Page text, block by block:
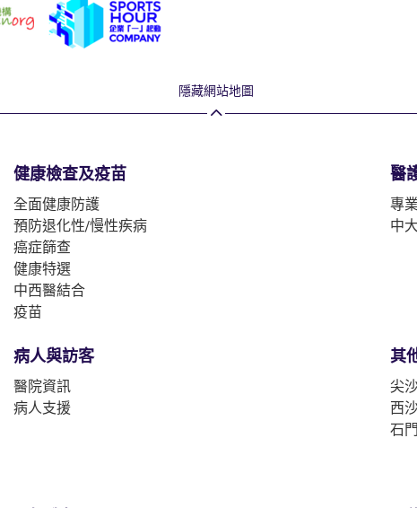
隱藏網站地圖
健康檢查及疫苗
全面健康防護
預防退化性/慢性疾病
癌症篩查
健康特選
中西醫結合
疫苗
醫
專
中
病人與訪客
醫院資訊
病人支援
其
尖
西
石